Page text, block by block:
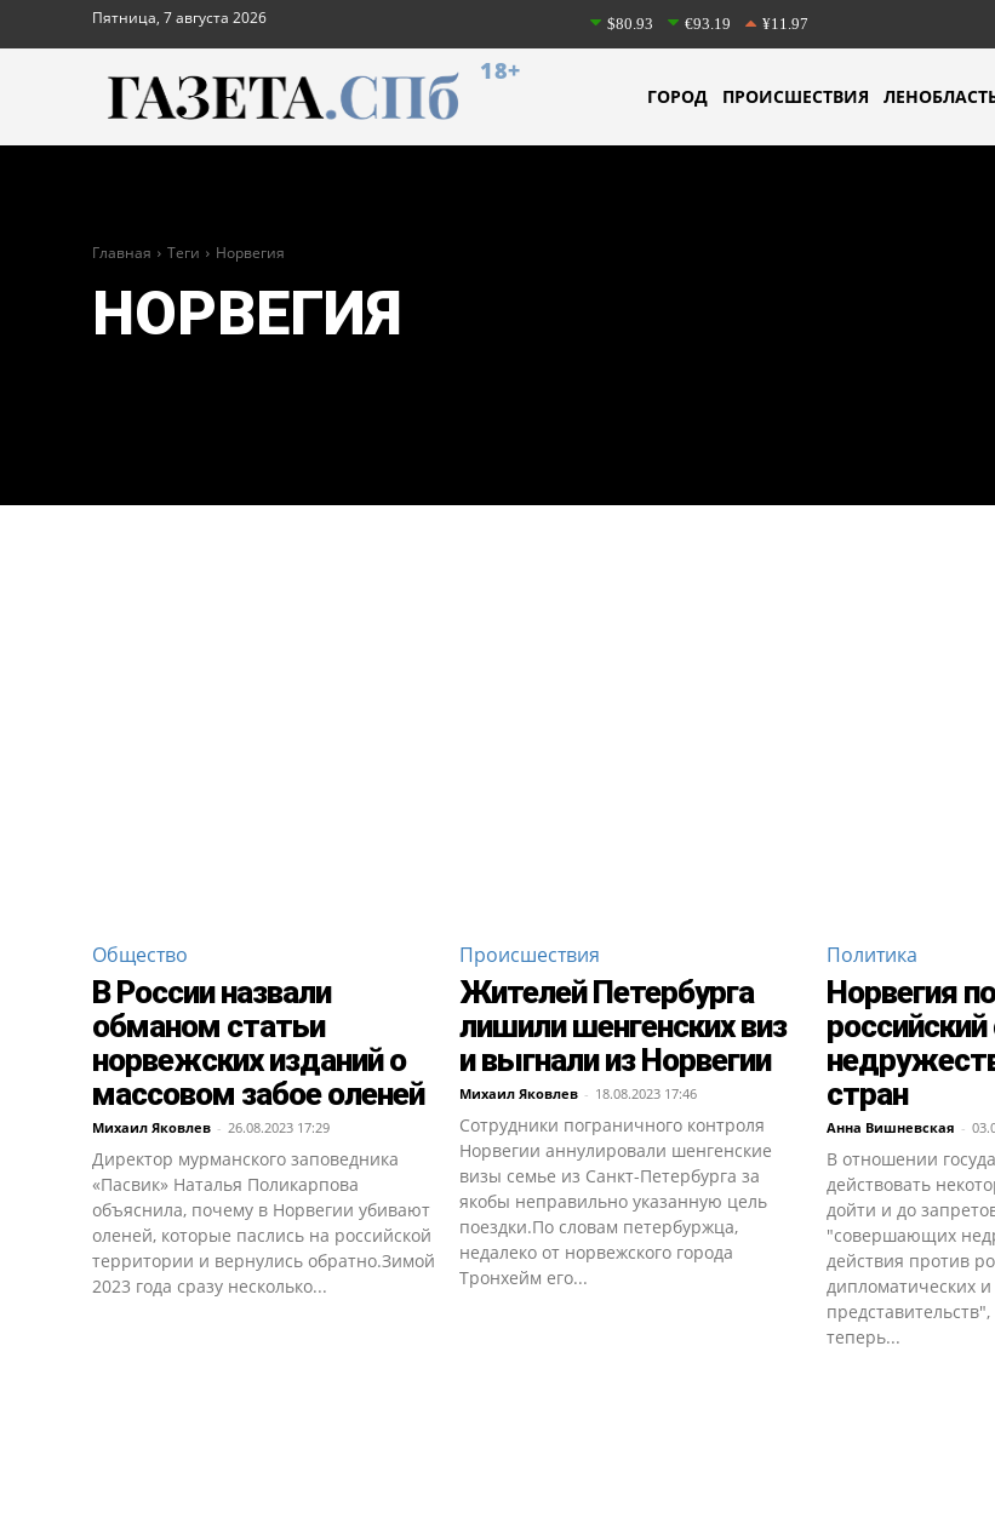
Пятница, 7 августа 2026 $80.93 €93.19 ¥11.97
18+
ГОРОД ПРОИСШЕСТВИЯ
Главная Теги Норвегия
НОРВЕГИЯ
Общество
В России назвали
обманом статьи
норвежских изданий о
массовом забое оленей
Михаил Яковлев - 26.08.2023 17:29
Директор мурманского заповедника
«Пасвик» Наталья Поликарпова
объяснила, почему в Норвегии убивают
оленей, которые паслись на российской
территории и вернулись обратно.Зимой
2023 года сразу несколько...
Происшествия
Жителей Петербурга
лишили шенгенских виз
и выгнали из Норвегии
Михаил Яковлев - 18.08.2023 17:46
Сотрудники пограничного контроля
Норвегии аннулировали шенгенские
визы семье из Санкт-Петербурга за
якобы неправильно указанную цель
поездки.По словам петербуржца,
недалеко от норвежского города
Тронхейм его...
Политика
Норвегия
российский
стран
Анна Вишневская -
В отношении
действовать
дойти и до
"совершающих
действия против
дипломатических и
теперь...